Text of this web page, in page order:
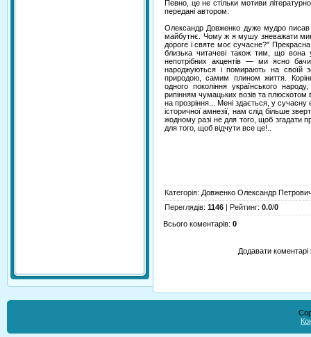
Певно, це не стільки мотиви
передані автором.
Олександр Довженко дуже мудро писав
майбутнє. Чому ж я мушу зневажати
дороге і святе моє сучасне?"
близька читачеві також тим, що
непотрібних акцентів — ми ясно
народжуються і помирають на своїй
природою, самим плином життя.
одного покоління українського
рипінням чумацьких возів та плюскотом
на прозріння... Мені здається, у сучасну
історичної амнезії, нам слід більше
жодному разі не для того, щоб згадати
для того, щоб відчути все це!..
Категорія: Довженко Олександр
Переглядів: 1146 | Рейтинг: 0.0/0
Всього коментарів: 0
Додавати